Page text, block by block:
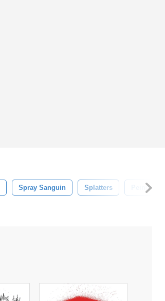
Spray Sanguin Splatters Peindre